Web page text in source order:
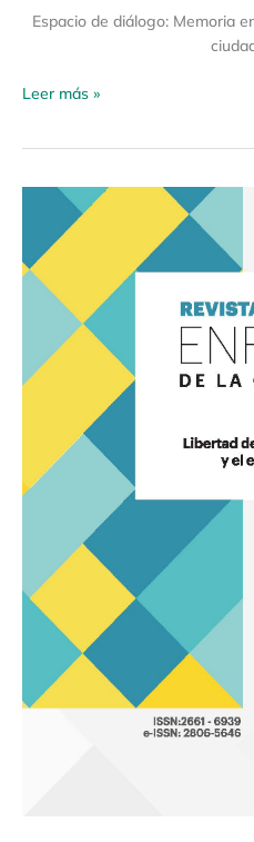
Espacio de diálogo: Memoria
Leer más »
Revista
Enfoques
la
Comunicación
«Libertad
de
público
el
periodístico»